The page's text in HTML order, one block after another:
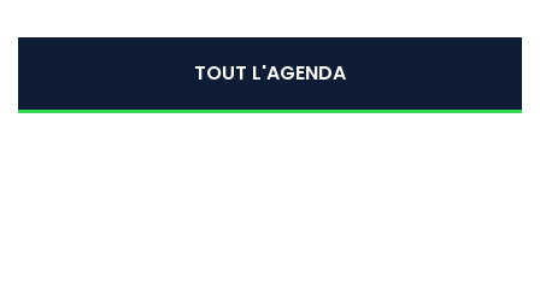
TOUT L'AGENDA